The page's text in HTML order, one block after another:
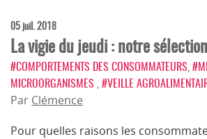
05 juil. 2018
La vigie du jeudi : notre
#COMPORTEMENTS DES CONSOMMATEURS
MICROORGANISMES #VEILLE
Par Clémence
Pour quelles raisons les